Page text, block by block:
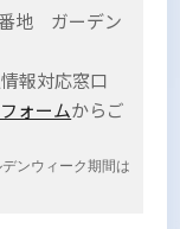
番地 ガーデン
報対応窓口
ォームからご
ンウィーク期間は